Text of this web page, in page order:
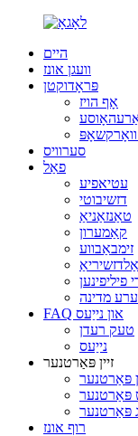
היים
וועגן אונז
פּראָדוקטן
אָף הויז
סערוויס
פאַל
עטיאפיע
דזשיבוטי
טאַנזאַניאַ
קאַמערון
זימבאַבווע
אַלדזשיריאַ
פיליפינען
מדינה
FAQ און נייַעס
טעק רעדן
נייַעס
זיין פּאַרטנער
פּאַרטנער
פּאַרטנער
פּאַרטנער
רוף אונז